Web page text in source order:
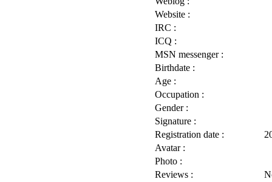
Website :
IRC :
ICQ :
MSN messenger :
Birthdate :
Age :
Occupation :
Gender :
Signature :
Registration date :
Avatar :
Photo :
Reviews :